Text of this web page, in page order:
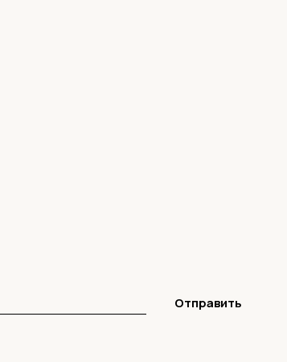
Отправить